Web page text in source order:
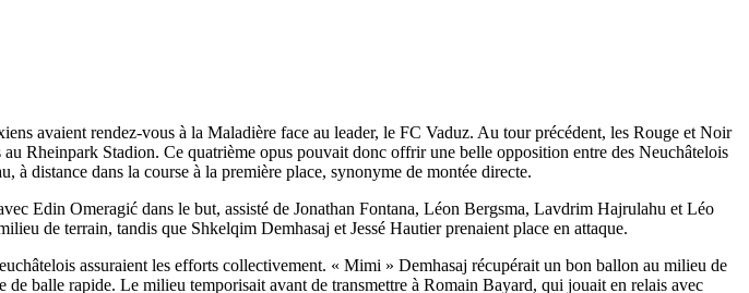
avaient rendez-vous à la Maladière face au leader, le FC Vaduz. Au tour précédent, les Rouge et Noir
Rheinpark Stadion. Ce quatrième opus pouvait donc offrir une belle opposition entre des Neuchâtelois
distance dans la course à la première place, synonyme de montée directe.
Edin Omeragić dans le but, assisté de Jonathan Fontana, Léon Bergsma, Lavdrim Hajrulahu et Léo
de terrain, tandis que Shkelqim Demhasaj et Jessé Hautier prenaient place en attaque.
assuraient les efforts collectivement. « Mimi » Demhasaj récupérait un bon ballon au milieu de
balle rapide. Le milieu temporisait avant de transmettre à Romain Bayard, qui jouait en relais avec